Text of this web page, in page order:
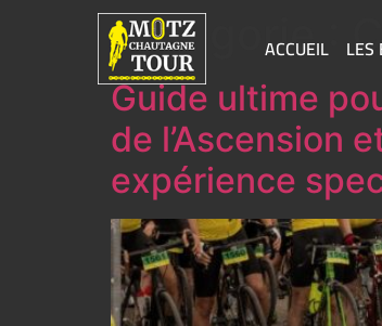
ACCUEIL LES
Catégorie :
Guide ultime
de l’Ascension
expérience